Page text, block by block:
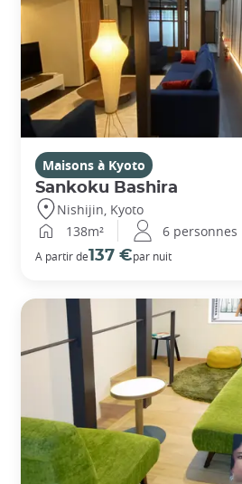
Maisons à Kyoto
Sankoku Bashira
Nishijin, Kyoto
138m²
6 personnes
A partir de137 €par nuit